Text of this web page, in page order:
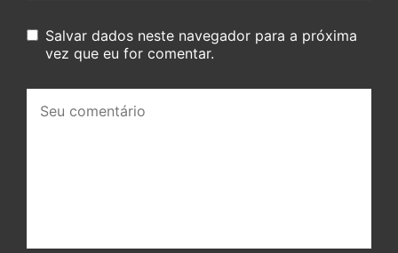
Salvar dados neste navegador para a próxima
vez que eu for comentar.
comentário: